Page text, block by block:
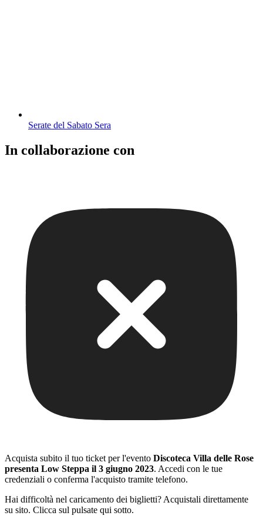
Serate del Sabato Sera
In collaborazione con
Acquista subito il tuo ticket per l'evento Discoteca Villa delle Rose
presenta Low Steppa il 3 giugno 2023. Accedi con le tue
credenziali o conferma l'acquisto tramite telefono.
Hai difficoltà nel caricamento dei biglietti? Acquistali direttamente
su sito. Clicca sul pulsate qui sotto.